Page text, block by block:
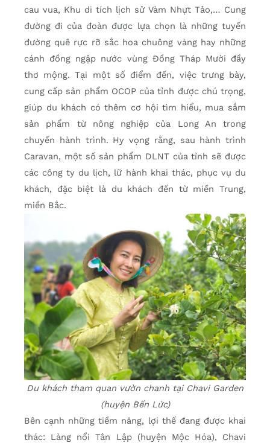
cau vua, Khu di tích lịch sử Vàm Nhựt Tảo,… Cung
đường đi của đoàn được lựa chọn là những tuyến
đường quê rực rỡ sắc hoa chuông vàng hay những
cánh đồng ngập nước vùng Đồng Tháp Mười đầy
thơ mộng. Tại một số điểm đến, việc trưng bày,
cung cấp sản phẩm OCOP của tỉnh được chú trọng,
giúp du khách có thêm cơ hội tìm hiểu, mua sắm
sản phẩm từ nông nghiệp của Long An trong
chuyến hành trình. Hy vọng rằng, sau hành trình
Caravan, một số sản phẩm DLNT của tỉnh sẽ được
các công ty du lịch, lữ hành khai thác, phục vụ du
khách, đặc biệt là du khách đến từ miền Trung,
miền Bắc.
Du khách tham quan vườn chanh tại Chavi Garden
(huyện Bến Lức)
Bên cạnh những tiềm năng, lợi thế đang được khai
thác: Làng nổi Tân Lập (huyện Mộc Hóa), Chavi